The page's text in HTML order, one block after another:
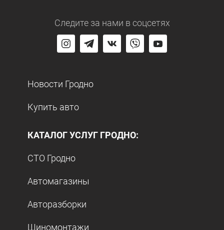
Следите за нами в соцсетях
Новости Гродно
Купить авто
КАТАЛОГ УСЛУГ ГРОДНО:
СТО Гродно
Автомагазины
Авторазборки
Шиномонтажи